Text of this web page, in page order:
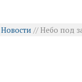
Новости //Небо под